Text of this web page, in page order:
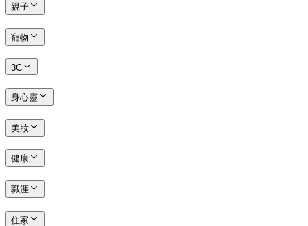
親子
寵物
3C
身心靈
美妝
健康
職涯
住家